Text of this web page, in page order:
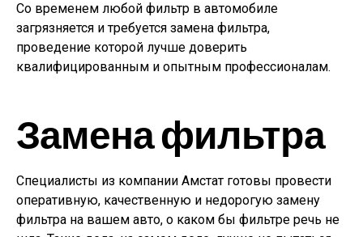
Со временем любой фильтр в автомобиле
загрязняется и требуется замена фильтра,
проведение которой лучше доверить
квалифицированным и опытным профессионалам.
Замена фильтра
Специалисты из компании Амстат готовы провести
оперативную, качественную и недорогую замену
фильтра на вашем авто, о каком бы фильтре речь не